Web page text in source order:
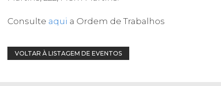
Consulte aqui a Ordem de Trabalhos
VOLTAR À LISTAGEM DE EVENTOS